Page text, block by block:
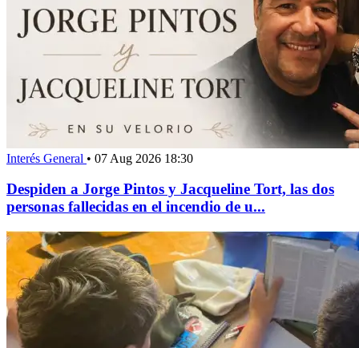
Interés General • 07 Aug 2026 18:30
Despiden a Jorge Pintos y Jacqueline Tort, las dos
personas fallecidas en el incendio de u...